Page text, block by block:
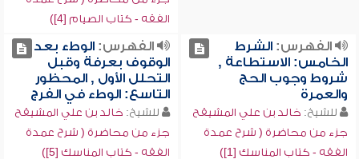
الفقه - كتاب الصيام [4])
الفهرس:الشرط
الخامس: الاستطاعة ,
شروط وجوب الحج
والعمرة
للشيخ: خالد بن علي المشيقح
جزء من محاضرة ( شرح عمدة
الفقه - كتاب المناسك [1])
الفهرس:الوطء بعد
الوقوف بعرفة وقبل
التحلل الأول , المحظور
التاسع: الوطء في الفرج
للشيخ: خالد بن علي المشيقح
جزء من محاضرة ( شرح عمدة
الفقه - كتاب المناسك [5])